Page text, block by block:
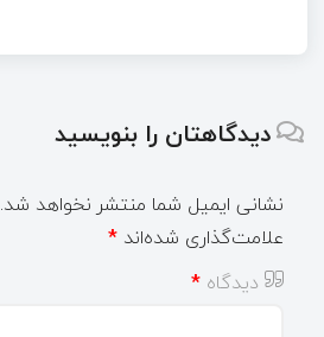
دیدگاهتان را بنویسید
نشانی ایمیل شما منتشر نخواهد شد.
علامت‌گذاری شده‌اند *
دیدگاه *